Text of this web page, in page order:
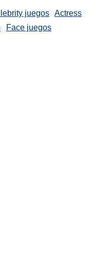
juegos Actress
Face juegos